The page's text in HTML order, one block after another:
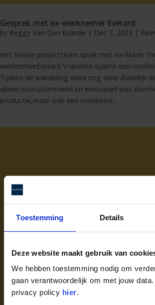
Toestemming Details
Deze website maakt gebruik van
We hebben toestemming nodig om
gaan verantwoordelijk om met jouw
privacy policy hier.
Gesprek met ex-werknemer Everard
by Reggy Van Den Brande | Dec 7, 2023 |
Het Revive projectteam sprak met ex-Marie
werknemerEverard Vrancken tijdens een
Tijdens de wandeling werd nog eens duidelijk
alleen vooruitstrevend en innovatief was
productie,maar ook een voorbeeld...